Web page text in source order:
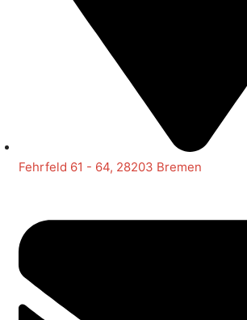
Fehrfeld 61 - 64, 28203 Bremen